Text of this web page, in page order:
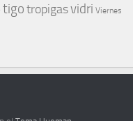
tigotropigasvidri Viernes